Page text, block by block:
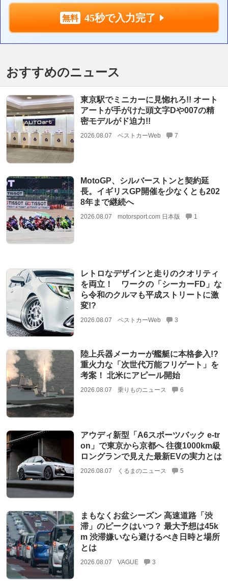
45秒で入力完了
おすすめのニュース
東京駅でミニカーに見惚れろ!! オート
アートが手がけた頭文字Dや007の精
密モデルがド迫力!!
2026.08.07 ベストカーWeb 7
MotoGP、シルバーストンと契約延
長。イギリスGP開催を少なくとも202
8年まで継続へ
2026.08.07 motorsport.com 日本版 1
レトロなデザインと走りのクオリティ
を両立！ ワークの「シーカーFD」な
ら令和のクルマも平成ストリートに激
変!?
2026.08.07 ベストカーWeb 3
陸上兵器メーカーが艦艇に本格参入!?
重火力な「次世代万能フリゲート」を
考案！ 北米にアピール開始
2026.08.07 乗りものニュース 6
アウディ新型「A6スポーツバック e-tr
on」で東京から京都へ 往復1000km級
ロングランで見えた最新EVの実力とは
2026.08.07 くるまのニュース 5
まもなくお盆シーズン 高速道路「渋
滞」のピークはいつ？ 最大予想は45k
m 渋滞嫌いなら避けるべき日時と場所
とは
2026.08.07 VAGUE 3